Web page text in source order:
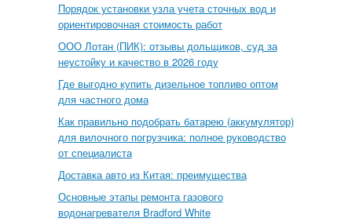
Порядок установки узла учета сточных вод и
ориентировочная стоимость работ
ООО Лотан (ПИК): отзывы дольщиков, суд за
неустойку и качество в 2026 году
Где выгодно купить дизельное топливо оптом
для частного дома
Как правильно подобрать батарею (аккумулятор)
для вилочного погрузчика: полное руководство
от специалиста
Доставка авто из Китая: преимущества
Основные этапы ремонта газового
водонагревателя Bradford White